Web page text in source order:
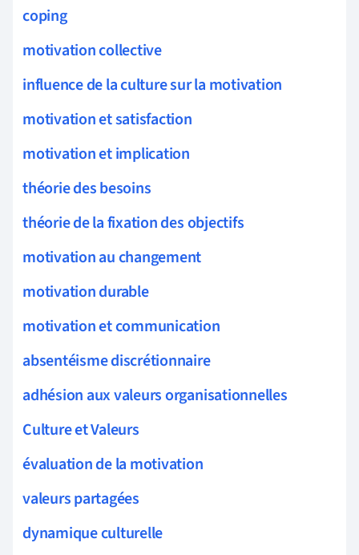
coping
motivation collective
influence de la culture sur la motivation
motivation et satisfaction
motivation et implication
théorie des besoins
théorie de la fixation des objectifs
motivation au changement
motivation durable
motivation et communication
absentéisme discrétionnaire
adhésion aux valeurs organisationnelles
Culture et Valeurs
évaluation de la motivation
valeurs partagées
dynamique culturelle